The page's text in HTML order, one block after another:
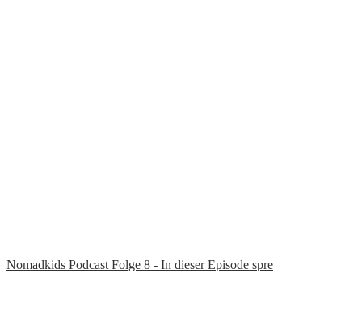
Nomadkids Podcast Folge 8 - In dieser Episode spre